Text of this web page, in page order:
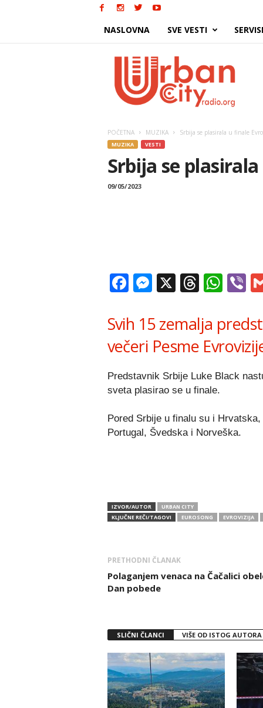
NASLOVNA SVE VESTI
POČETNA MUZIKA Srbija se plasirala u finale
MUZIKA VESTI
Srbija se
09/05/2023
Facebook
Messenger
X
Svih 15 zemalja
večeri Pesme
Predstavnik Srbije Luke Black
sveta plasirao se u finale.
Pored Srbije u finalu su i
Portugal, Švedska i Norveška.
IZVOR/AUTOR
URBAN CITY
KLJUČNE REČI/TAGOVI
EUROSONG EVROVIZIJA
PRETHODNI ČLANAK
Polaganjem venaca na Čačalici
Dan pobede
SLIČNI ČLANCI VIŠE OD ISTOG AUTORA